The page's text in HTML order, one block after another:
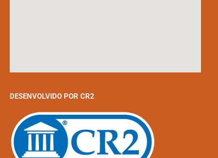
DESENVOLVIDO POR CR2